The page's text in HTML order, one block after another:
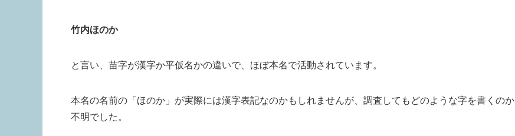
竹内ほのか
と言い、苗字が漢字か平仮名かの違いで、ほぼ本名で活動されています。
本名の名前の「ほのか」が実際には漢字表記なのかもしれませんが、調査してもどのような字を書くのか
不明でした。